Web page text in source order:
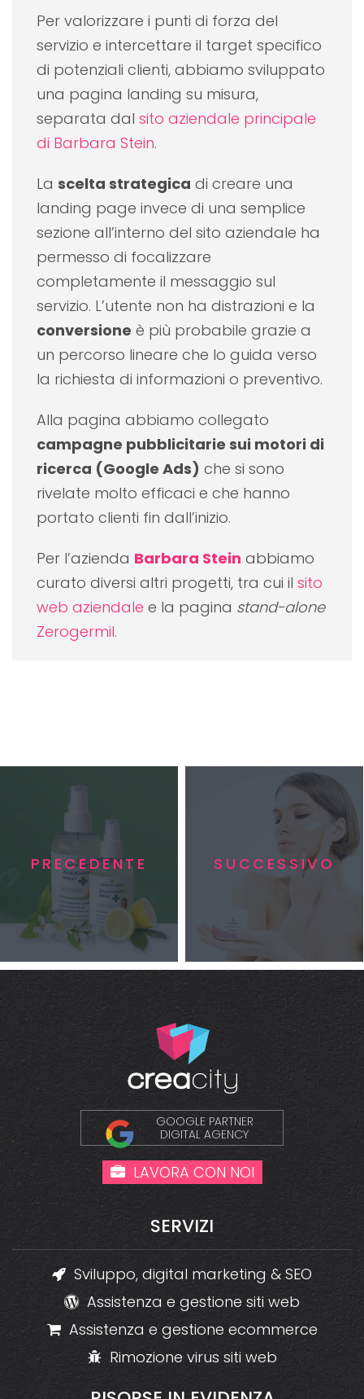
Per valorizzare i punti di forza del
servizio e intercettare il target specifico
di potenziali clienti, abbiamo sviluppato
una pagina landing su misura,
separata dal sito aziendale principale
di Barbara Stein.
La scelta strategica di creare una
landing page invece di una semplice
sezione all’interno del sito aziendale ha
permesso di focalizzare
completamente il messaggio sul
servizio. L’utente non ha distrazioni e la
conversione è più probabile grazie a
un percorso lineare che lo guida verso
la richiesta di informazioni o preventivo.
Alla pagina abbiamo collegato
campagne pubblicitarie sui motori di
ricerca (Google Ads) che si sono
rivelate molto efficaci e che hanno
portato clienti fin dall’inizio.
Per l’azienda Barbara Stein abbiamo
curato diversi altri progetti, tra cui il sito
web aziendale e la pagina stand-alone
Zerogermil.
PRECEDENTE SUCCESSIVO
SERVIZI
Sviluppo, digital marketing & SEO
Assistenza e gestione siti web
Assistenza e gestione ecommerce
Rimozione virus siti web
GOOGLE PARTNER
DIGITAL AGENCY
LAVORA CON NOI